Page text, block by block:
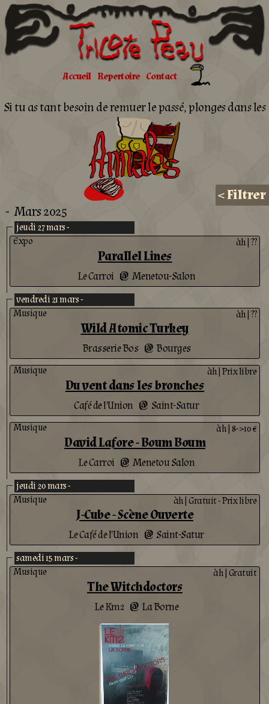
Tricote
Peau
Accueil Repertoire Contact
Si tu as tant besoin de remuer le passé, plonges dans les
<Filtrer
- Mars 2025
jeudi 27 mars -
Expo
Parallel Lines
Le Carroi @ Menetou-Salon
àh| ??
vendredi 21 mars -
Musique
Wild Atomic Turkey
Brasserie Bos @ Bourges
àh| ??
Musique
Du vent dans les bronches
Café de l'Union @ Saint-Satur
àh| Prix libre
Musique
David Lafore - Boum Boum
Le Carroi @ Menetou Salon
àh| 8->10 €
jeudi 20 mars -
Musique
J-Cube - Scène Ouverte
Le Café de l'Union @ Saint-Satur
àh| Gratuit - Prix libre
samedi 15 mars -
Musique
The Witchdoctors
Le Km2 @ La Borne
àh| Gratuit